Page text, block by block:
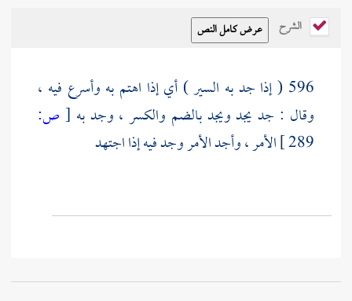
الشرح
596 ( إذا جد به السير ) أي إذا اهتم به وأسرع فيه ،
وقال : جد يجد ويجد بالضم والكسر ، وجد به [ ص:
289 ] الأمر ، وأجد الأمر وجد فيه إذا اجتهد